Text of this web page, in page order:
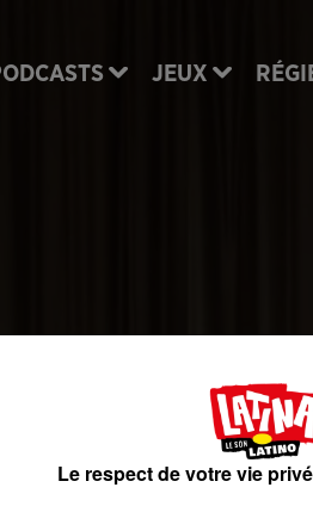
JEUX
à 7,70€
Le respect de votre vie